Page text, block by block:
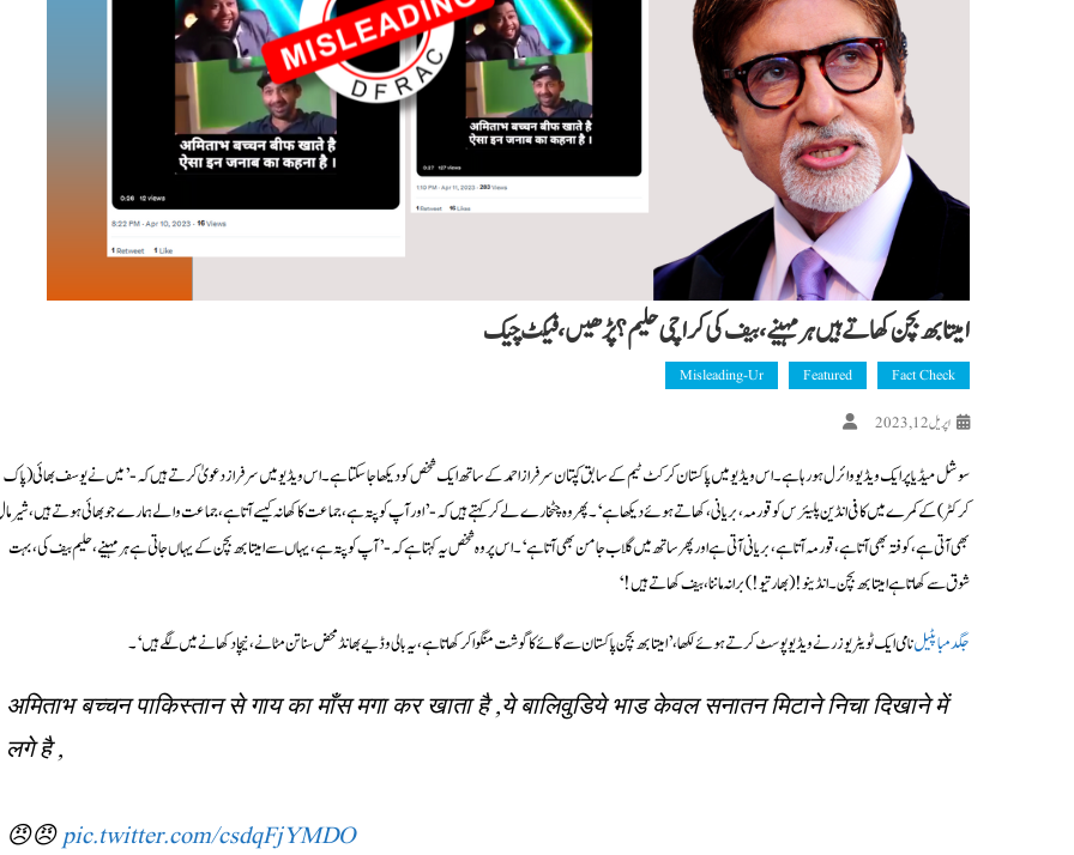
امیتابھ بچن کھاتے ہیں ہر مہینے، بیف کی کراچی حلیم؟ پڑھیں، فیکٹ چیک
Fact Check
Featured
Misleading-Ur
اپریل 12, 2023
سوشل میڈیا پر ایک ویڈیو وائرل ہو رہا ہے۔ اس ویڈیو میں پاکستان کرکٹ ٹیم کے سابق کپتان سرفراز احمد کے ساتھ ایک شخص کو دیکھا جا سکتا ہے۔ اس ویڈیو میں سرفراز دعویٰ کرتے ہیں کہ-’میں نے یوسف بھائی (پاک
کرکٹر) کے کمرے میں کافی انڈین پلیئرس کو قورمہ، بریانی، کھاتے ہوئے دیکھا ہے‘۔ پھر وہ چٹخارے لے کر کہتے ہیں کہ-’اور آپ کو پتہ ہے، جماعت کا کھانہ کیسے آتا ہے، جماعت والے ہمارے جو بھائی ہوتے ہیں،
بھی آتی ہے، کوفتہ بھی آتا ہے، قورمہ آتا ہے، بریانی آتی ہے اور پھر ساتھ میں گلاب جامن بھی آتا ہے‘۔ اس پر وہ شخص یہ کہتا ہے کہ-’آپ کو پتہ ہے، یہاں سے امیتابھ بچن کے یہاں جاتی ہے ہر مہینے، حلیم بیف کی، بہت
شوق سے کھاتا ہے امیتابھ بچن۔ انڈینو! (بھارتیو!) برا نہ ماننا، بیف کھاتے ہیں!‘
جگدمبا پٹیلنامی ایک ٹویٹر یوزر نے ویڈیو پوسٹ کرتے ہوئے لکھا،’امیتابھ بچن پاکستان سے گائے کا گوشت منگوا کر کھاتا ہے، یہ بالی وڈیے بھانڈ محض سناتن مٹانے، نیچا دکھانے میں لگے ہیں‘۔
अमिताभ बच्चन पाकिस्तान से गाय का माँस मगा कर खाता है ,ये बालिवुडिये भाड केवल सनातन मिटाने निचा दिखाने में
लगे है ,
😠😠pic.twitter.com/csdqFjYMDO